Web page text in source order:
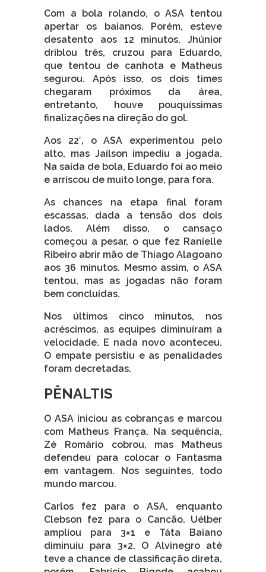
Com a bola rolando, o ASA tentou
apertar os baianos. Porém, esteve
desatento aos 12 minutos. Jhúnior
driblou três, cruzou para Eduardo,
que tentou de canhota e Matheus
segurou. Após isso, os dois times
chegaram próximos da área,
entretanto, houve pouquíssimas
finalizações na direção do gol.
Aos 22′, o ASA experimentou pelo
alto, mas Jaílson impediu a jogada.
Na saída de bola, Eduardo foi ao meio
e arriscou de muito longe, para fora.
As chances na etapa final foram
escassas, dada a tensão dos dois
lados. Além disso, o cansaço
começou a pesar, o que fez Ranielle
Ribeiro abrir mão de Thiago Alagoano
aos 36 minutos. Mesmo assim, o ASA
tentou, mas as jogadas não foram
bem concluídas.
Nos últimos cinco minutos, nos
acréscimos, as equipes diminuíram a
velocidade. E nada novo aconteceu.
O empate persistiu e as penalidades
foram decretadas.
PÊNALTIS
O ASA iniciou as cobranças e marcou
com Matheus França. Na sequência,
Zé Romário cobrou, mas Matheus
defendeu para colocar o Fantasma
em vantagem. Nos seguintes, todo
mundo marcou.
Carlos fez para o ASA, enquanto
Clebson fez para o Cancão. Uélber
ampliou para 3×1 e Táta Baiano
diminuiu para 3×2. O Alvinegro até
teve a chance de classificação direta,